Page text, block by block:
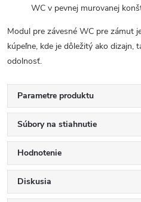
WC v pevnej murovanej
Modul pre závesné WC pre zámut
kúpeľne, kde je dôležitý ako dizajn,
odolnosť.
Parametre produktu
Súbory na stiahnutie
Hodnotenie
Diskusia